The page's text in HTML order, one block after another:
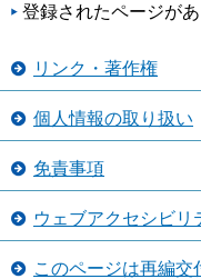
登録されたページがあ
リンク・著作権
個人情報の取り扱い
免責事項
ウェブアクセシビリ
このページは再編交